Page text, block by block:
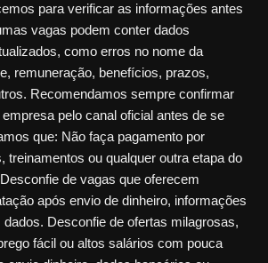
para verificar as informações antes
vagas podem conter dados
como erros no nome da
remuneração, benefícios, prazos,
Recomendamos sempre confirmar
pelo canal oficial antes de se
que: Não faça pagamento por
treinamentos ou qualquer outra etapa do
de vagas que oferecem
após envio de dinheiro, informações
Desconfie de ofertas milagrosas,
fácil ou altos salários com pouca